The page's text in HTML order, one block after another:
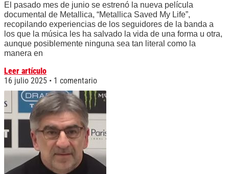
El pasado mes de junio se estrenó la nueva película
documental de Metallica, “Metallica Saved My Life”,
recopilando experiencias de los seguidores de la banda a
los que la música les ha salvado la vida de una forma u otra,
aunque posiblemente ninguna sea tan literal como la
manera en
Leer artículo
16 julio 2025
1 comentario